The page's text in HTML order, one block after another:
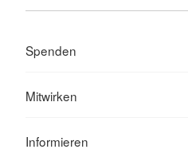
Spenden
Mitwirken
Informieren